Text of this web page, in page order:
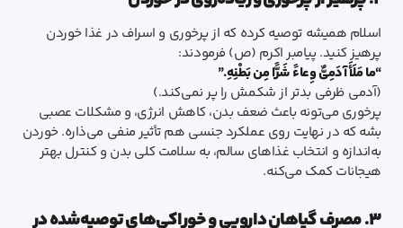
اسلام همیشه توصیه کرده که از پرخوری و اسراف در غذا خوردن
پرهیز کنید. پیامبر اکرم (ص) فرمودند:
“ما مَلَأَ آدَمِیٌّ وِعاءً شَرًّا مِن بَطْنِهِ.”
(آدمی ظرفی بدتر از شکمش را پر نمی‌کند.)
پرخوری می‌تونه باعث ضعف بدن، کاهش انرژی، و مشکلات عصبی
بشه که در نهایت روی عملکرد جنسی هم تأثیر منفی می‌ذاره. خوردن
به‌اندازه و انتخاب غذاهای سالم، به سلامت کلی بدن و کنترل بهتر
هیجانات کمک می‌کنه.
۳. مصرف گیاهان دارویی و خوراکی‌های توصیه‌شده در